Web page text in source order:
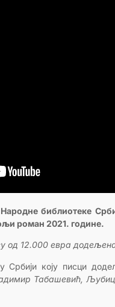
Народне библиотеке
роман 2021. године.
од 12.000 евра
Србији коју писци
Табашевић,